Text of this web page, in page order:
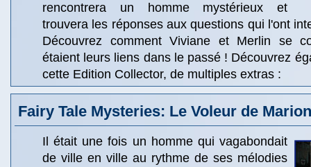
rencontrera un homme mystérieux et
trouvera les réponses aux questions qui l'ont
Découvrez comment Viviane et Merlin se
étaient leurs liens dans le passé ! Découvrez
cette Edition Collector, de multiples extras :
Fairy Tale Mysteries: Le Voleur de
Il était une fois un homme qui vagabondait
de ville en ville au rythme de ses mélodies